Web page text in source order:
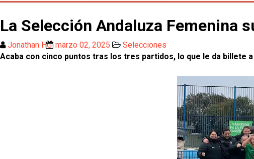
La Selección Andaluza Femenina
Jonathan HG marzo 02, 2025
Selecciones
Acaba con cinco puntos tras los tres partidos, lo que le da billete